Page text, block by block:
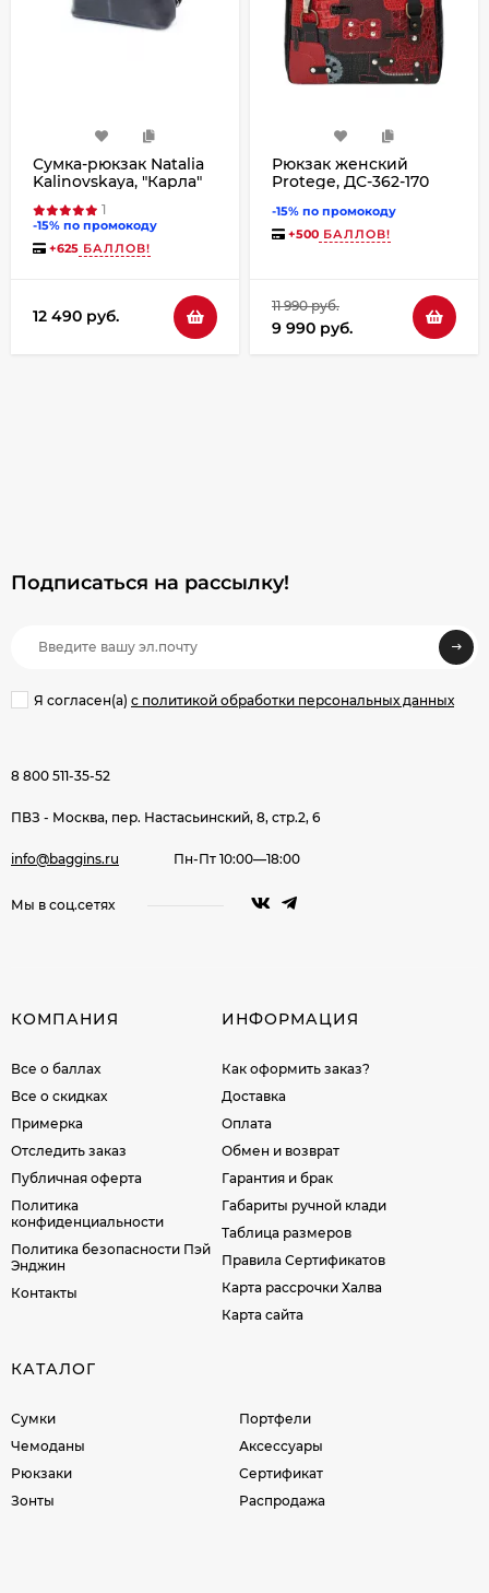
Сумка-рюкзак Natalia
Kalinovskaya, "Карла"
1
-15% по промокоду
+625 БАЛЛОВ!
12 490 руб.
Рюкзак женский
Protege, ДС-362-170
красный рептилия
-15% по промокоду
+500 БАЛЛОВ!
11 990 руб.
9 990 руб.
Подписаться на рассылкy!
Я согласен(a) с политикой обработки персональных данных
8 800 511-35-52
ПВЗ - Москва, пер. Настасьинский, 8, стр.2, 6
info@baggins.ru Пн-Пт 10:00—18:00
Мы в соц.сетях
КОМПАНИЯ
Все о баллах
Все о скидках
Примерка
Отследить заказ
Публичная оферта
Политика
конфиденциальности
Политика безопасности Пэй
Энджин
Контакты
ИНФОРМАЦИЯ
Как оформить заказ?
Доставка
Оплата
Обмен и возврат
Гарантия и брак
Габариты ручной клади
Таблица размеров
Правила Сертификатов
Карта рассрочки Халва
Карта сайта
КАТАЛОГ
Сумки
Чемоданы
Рюкзаки
Зонты
Портфели
Аксессуары
Сертификат
Распродажа